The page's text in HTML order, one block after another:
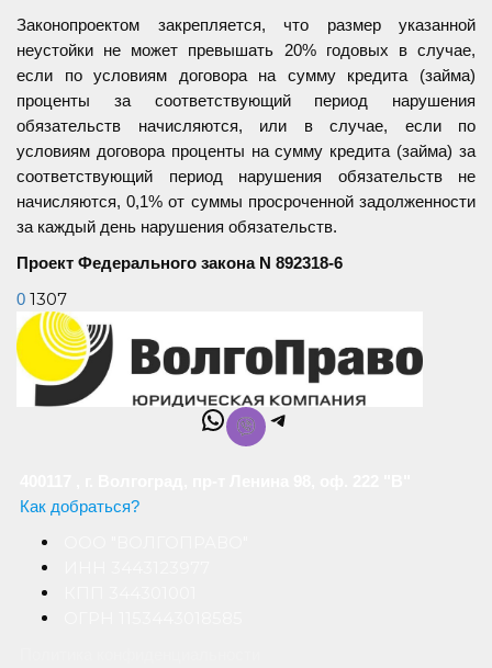
Законопроектом закрепляется, что размер указанной
неустойки не может превышать 20% годовых в случае,
если по условиям договора на сумму кредита (займа)
проценты за соответствующий период нарушения
обязательств начисляются, или в случае, если по
условиям договора проценты на сумму кредита (займа) за
соответствующий период нарушения обязательств не
начисляются, 0,1% от суммы просроченной задолженности
за каждый день нарушения обязательств.
Проект Федерального закона N 892318-6
0 1307
WhatsAppTelegram
Как добраться?